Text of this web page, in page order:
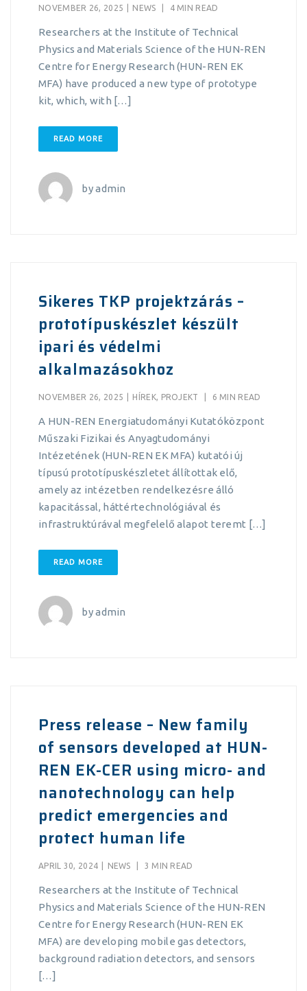
NOVEMBER 26, 2025 NEWS 4 MIN READ
Researchers at the Institute of Technical
Physics and Materials Science of the HUN-REN
Centre for Energy Research (HUN-REN EK
MFA) have produced a new type of prototype
kit, which, with […]
READ MORE
byadmin
Sikeres TKP projektzárás –
prototípuskészlet készült
ipari és védelmi
alkalmazásokhoz
NOVEMBER 26, 2025 HÍREK, PROJEKT 6 MIN READ
A HUN-REN Energiatudományi Kutatóközpont
Műszaki Fizikai és Anyagtudományi
Intézetének (HUN-REN EK MFA) kutatói új
típusú prototípuskészletet állítottak elő,
amely az intézetben rendelkezésre álló
kapacitással, háttértechnológiával és
infrastruktúrával megfelelő alapot teremt […]
READ MORE
byadmin
Press release – New family
of sensors developed at HUN-
REN EK-CER using micro- and
nanotechnology can help
predict emergencies and
protect human life
APRIL 30, 2024 NEWS 3 MIN READ
Researchers at the Institute of Technical
Physics and Materials Science of the HUN-REN
Centre for Energy Research (HUN-REN EK
MFA) are developing mobile gas detectors,
background radiation detectors, and sensors
[…]